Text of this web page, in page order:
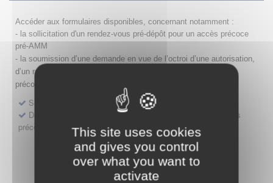
This site uses cookies
and gives you control
over what you want to
activate
Accéder aux formulaires disponibles, concernant notamment :
- la sollicitation d'un rendez-vous pré-dépôt pour un accès précoce
pré-AMM
- la soumission d’une demande en vue de l’octroi d’une autorisation,
d’un renouvellement, d’une modification ou d’un retrait d'accès
précoce
Sollicitation RDV pré-dépôt accès précoce pré-AMM
Déposer une demande ou faire évoluer une décision d'accès
précoce